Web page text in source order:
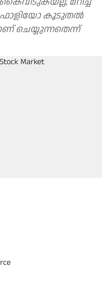
കൂടുതൽ
ചെയ്യുന്നതെന്ന്